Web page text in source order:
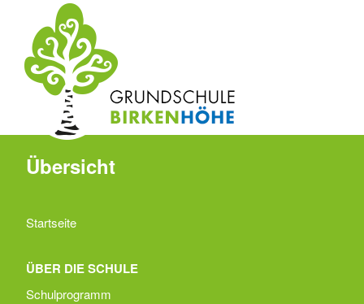
Übersicht
Startseite
ÜBER DIE SCHULE
Schulprogramm